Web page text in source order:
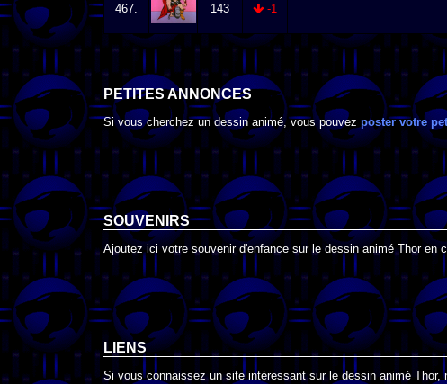
467. 143 -1
PETITES ANNONCES
Si vous cherchez un dessin animé, vous pouvez poster votre
SOUVENIRS
Ajoutez ici votre souvenir d'enfance sur le dessin animé Thor en
LIENS
Si vous connaissez un site intéressant sur le dessin animé Thor,